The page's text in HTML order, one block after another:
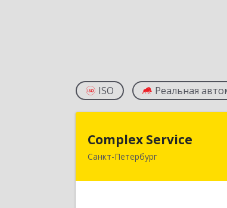
ISO Реальная
Complex Service
Санкт-Петербург197046, Санкт-